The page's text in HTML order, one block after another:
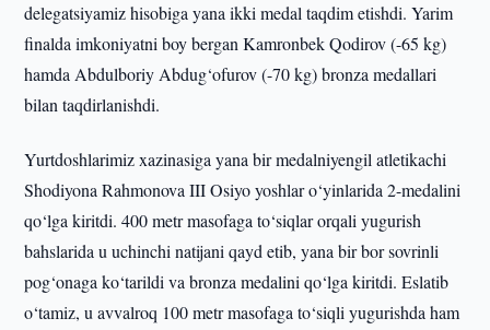
delegatsiyamiz hisobiga yana ikki medal taqdim etishdi. Yarim
finalda imkoniyatni boy bergan Kamronbek Qodirov (-65 kg)
hamda Abdulboriy Abdug‘ofurov (-70 kg) bronza medallari
bilan taqdirlanishdi.
Yurtdoshlarimiz xazinasiga yana bir medalniyengil atletikachi
Shodiyona Rahmonova III Osiyo yoshlar o‘yinlarida 2-medalini
qo‘lga kiritdi. 400 metr masofaga to‘siqlar orqali yugurish
bahslarida u uchinchi natijani qayd etib, yana bir bor sovrinli
pog‘onaga ko‘tarildi va bronza medalini qo‘lga kiritdi. Eslatib
o‘tamiz, u avvalroq 100 metr masofaga to‘siqli yugurishda ham